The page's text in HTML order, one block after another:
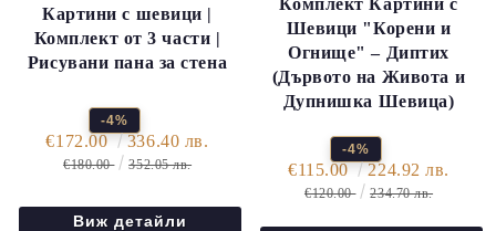
Картини с шевици |
Комплект от 3 части |
Рисувани пана за стена
-4%
€172.00 336.40 лв.
€180.00 352.05 лв.
Виж детайли
Комплект Картини с
Шевици "Корени и
Огнище" – Диптих
(Дървото на Живота и
Дупнишка Шевица)
-4%
€115.00 224.92 лв.
€120.00 234.70 лв.